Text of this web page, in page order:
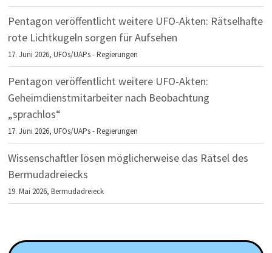
Pentagon veröffentlicht weitere UFO-Akten: Rätselhafte
rote Lichtkugeln sorgen für Aufsehen
17. Juni 2026,UFOs/UAPs - Regierungen
Pentagon veröffentlicht weitere UFO-Akten:
Geheimdienstmitarbeiter nach Beobachtung
„sprachlos“
17. Juni 2026,UFOs/UAPs - Regierungen
Wissenschaftler lösen möglicherweise das Rätsel des
Bermudadreiecks
19. Mai 2026,Bermudadreieck